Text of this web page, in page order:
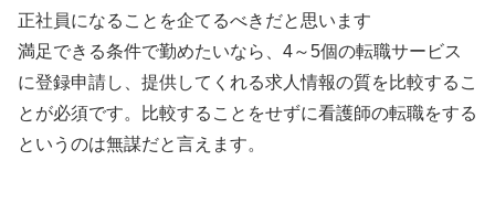
正社員になることを企てるべきだと思います
満足できる条件で勤めたいなら、4～5個の転職サービス
に登録申請し、提供してくれる求人情報の質を比較するこ
とが必須です。比較することをせずに看護師の転職をする
というのは無謀だと言えます。